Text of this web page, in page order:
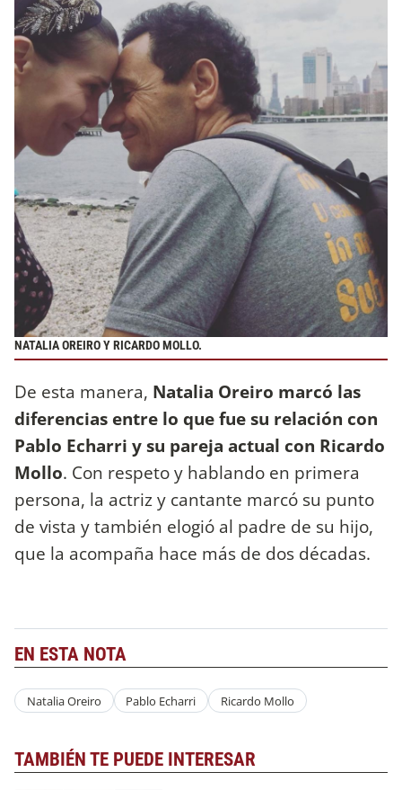
NATALIA OREIRO Y RICARDO MOLLO.
De esta manera, Natalia Oreiro marcó las
diferencias entre lo que fue su relación con
Pablo Echarri y su pareja actual con Ricardo
Mollo. Con respeto y hablando en primera
persona, la actriz y cantante marcó su punto
de vista y también elogió al padre de su hijo,
que la acompaña hace más de dos décadas.
EN ESTA NOTA
Natalia Oreiro Pablo Echarri Ricardo Mollo
TAMBIÉN TE PUEDE INTERESAR